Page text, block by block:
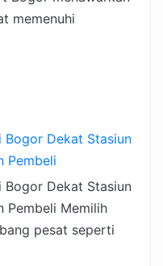
memenuhi
Bogor Dekat Stasiun
Pembeli
Bogor Dekat Stasiun
Pembeli Memilih
pesat seperti